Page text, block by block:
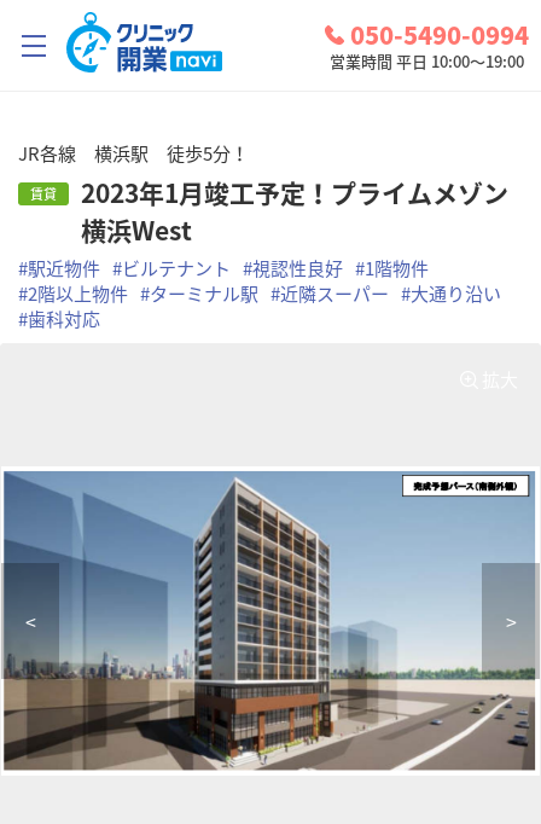
050-5490-0994
営業時間 平日 10:00～19:00
< >
JR各線 横浜駅 徒歩5分！
賃貸
2023年1月竣工予定！プライムメゾン
横浜West
#駅近物件 #ビルテナント #視認性良好 #1階物件
#2階以上物件 #ターミナル駅 #近隣スーパー #大通り沿い
#歯科対応
診療圏調査
コンシェルジュサービス
お問い合わせ